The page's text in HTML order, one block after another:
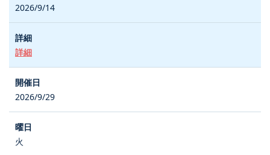
2026/9/14
詳細
2026/9/29
火